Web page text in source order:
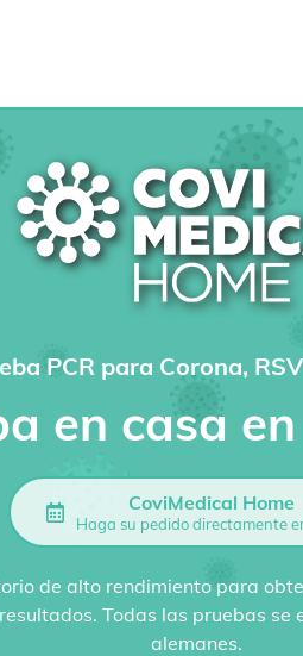
PCR para Corona,
en casa
CoviMedical Home
Haga su pedido directamente
de alto rendimiento para
Todas las pruebas
alemanes.